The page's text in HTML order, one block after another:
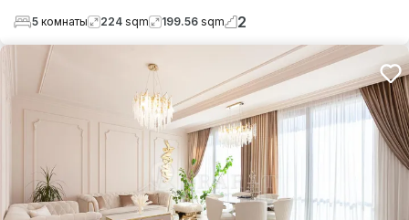
5 комнаты 224 sqm 199.56 sqm 2